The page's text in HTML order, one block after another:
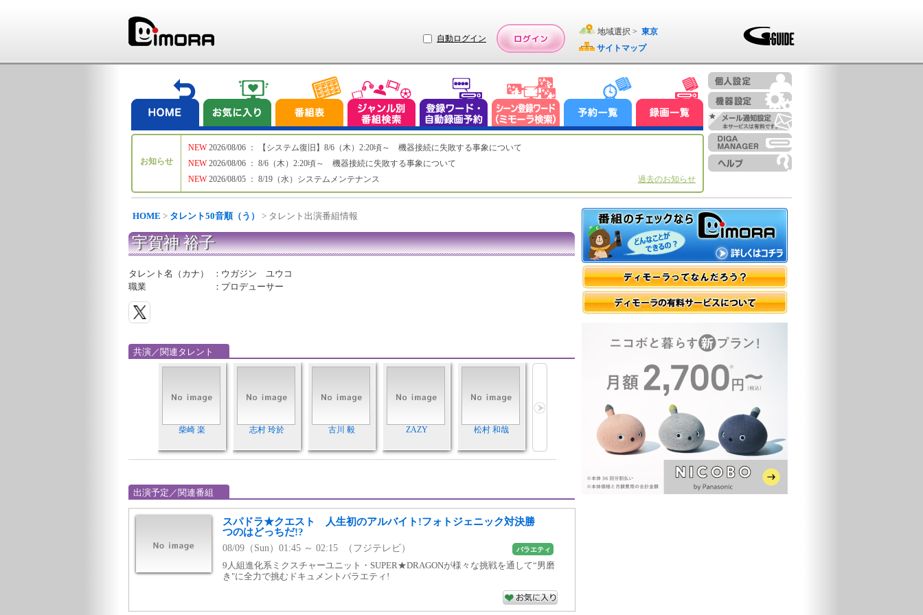
自動ログイン
地域選択 > 東京
サイトマップ
お知らせ
NEW
NEW
NEW
2026/08/06 ： 【システム復旧】8/6（木）2:20頃～ 機器接続に失敗する事象について
2026/08/06 ： 8/6（木）2:20頃～ 機器接続に失敗する事象について
2026/08/05 ： 8/19（水）システムメンテナンス
過去のお知らせ
HOME > タレント50音順（う） > タレント出演番組情報
宇賀神 裕子
タレント名（カナ） ： ウガジン ユウコ
職業
： プロデューサー
共演／関連タレント
柴崎 楽 志村 玲於 古川 毅 ZAZY 松村 和哉
出演予定／関連番組
スパドラ★クエスト 人生初のアルバイト!フォトジェニック対決勝
つのはどっちだ!?
08/09（Sun）01:45 ～ 02:15 （フジテレビ） バラエティ
9人組進化系ミクスチャーユニット・SUPER★DRAGONが様々な挑戦を通して“男磨
き"に全力で挑むドキュメントバラエティ!